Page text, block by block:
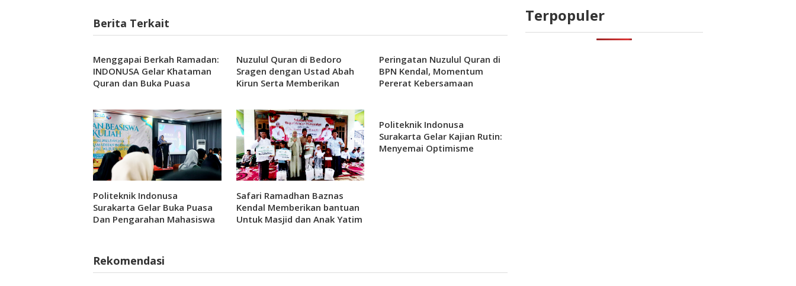
Berita Terkait
Menggapai Berkah Ramadan:
INDONUSA Gelar Khataman
Quran dan Buka Puasa
Silaturohmi
Nuzulul Quran di Bedoro
Sragen dengan Ustad Abah
Kirun Serta Memberikan
Peringatan Nuzulul Quran di
BPN Kendal, Momentum
Pererat Kebersamaan
Politeknik Indonusa
Surakarta Gelar Buka Puasa
Dan Pengarahan Mahasiswa
Safari Ramadhan Baznas
Kendal Memberikan bantuan
Untuk Masjid dan Anak Yatim
Politeknik Indonusa
Surakarta Gelar Kajian Rutin:
Menyemai Optimisme
Rekomendasi
Terpopuler